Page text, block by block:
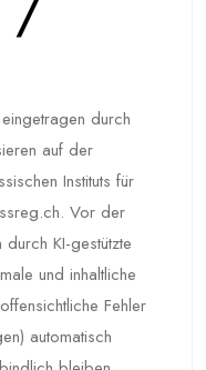
/
durch
auf der
Instituts für
Vor der
KI-gestützte
und inhaltliche
Fehler
automatisch